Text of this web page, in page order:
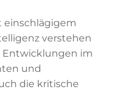
einschlägigem
verstehen
Entwicklungen im
und
die kritische